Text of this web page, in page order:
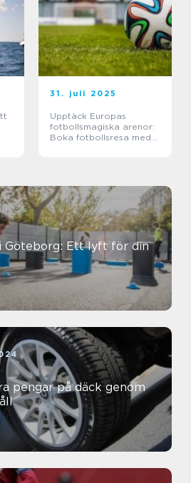
31. juli 2025
Upptäck Europas
fotbollsmagiska arenor:
Boka fotbollsresa med
Göteborg: Ett lyft för din
pengar på däck genom